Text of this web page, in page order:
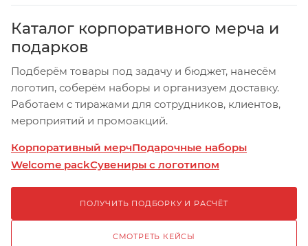
Каталог корпоративного мерча и
подарков
Подберём товары под задачу и бюджет, нанесём
логотип, соберём наборы и организуем доставку.
Работаем с тиражами для сотрудников, клиентов,
мероприятий и промоакций.
Корпоративный мерчПодарочные наборы
Welcome packСувениры с логотипом
ПОЛУЧИТЬ ПОДБОРКУ И РАСЧЁТ
СМОТРЕТЬ КЕЙСЫ